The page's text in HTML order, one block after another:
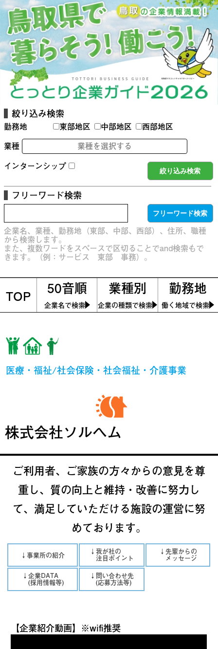
絞り込み検索
勤務地 東部地区 中部地区
西部地区
業種
業種を選択する
インターンシップ
フリーワード検索
企業名、業種、勤務地（東部、中部、西部）、住所、職種
から検索します。
また、複数ワードをスペースで区切ることでand検索もで
きます。（例：サービス 東部 事務）。
TOP 50音順
企業名で検索
業種別
企業の種類で検索
勤務地
働く地域で検索
医療・福祉/社会保険・社会福祉・介護事業
株式会社ソルヘム
ご利用者、ご家族の方々からの意見を尊
重し、質の向上と維持・改善に努力し
て、満足していただける施設の運営に努
めております。
↓事業所の紹介 ↓我が社の
注目ポイント
↓先輩からの
メッセージ
↓企業DATA
(採用情報等)
↓問い合わせ先
(応募方法等)
【企業紹介動画】※wifi推奨